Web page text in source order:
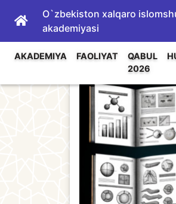
O`zbekiston xalqaro
akademiyasi
AKADEMIYA FAOLIYAT
QABUL
2026